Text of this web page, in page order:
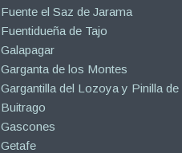
Fuente el Saz de Jarama
Fuentidueña de Tajo
Galapagar
Garganta de los Montes
Gargantilla del Lozoya y Pinilla de
Buitrago
Gascones
Getafe